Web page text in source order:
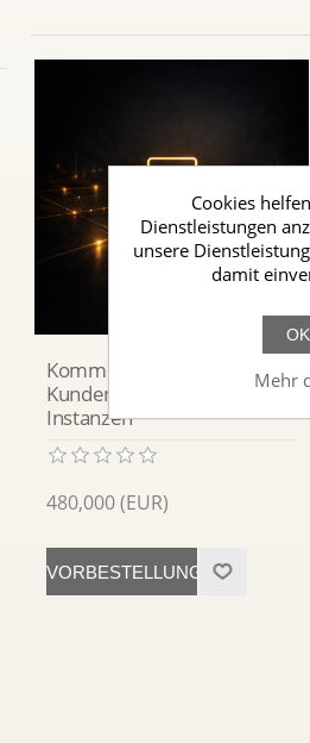
Kommunikations- und
Kundenunterstützungs-
Instanzen
480,000 (EUR)
VORBESTELLUNG
Cookies
Dienstleistungen
unsere
damit
OK
Mehr